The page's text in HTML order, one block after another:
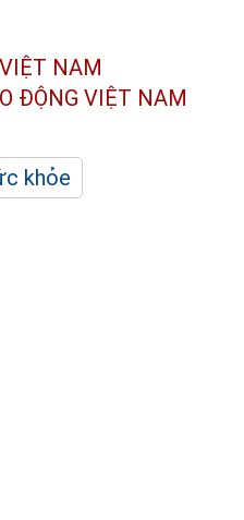
NAM
ĐỘNG VIỆT NAM
khỏe